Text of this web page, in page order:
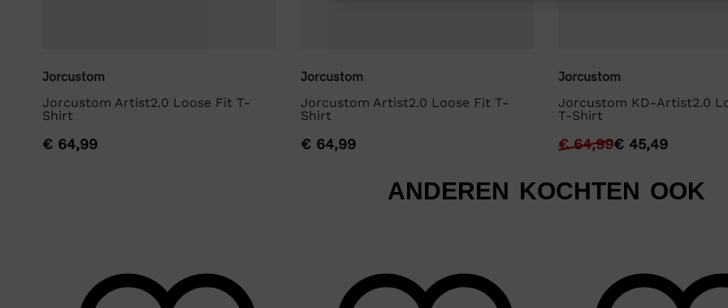
Jorcustom
Jorcustom Artist2.0 Loose Fit T-
Shirt
€ 64,99
Jorcustom
Jorcustom Artist2.0 Loose Fit T-
Shirt
€64,99
Jorcustom
Jorcustom KD-Artist2.0
T-Shirt
€64,99€ 45,49
ANDEREN KOCHTEN OOK